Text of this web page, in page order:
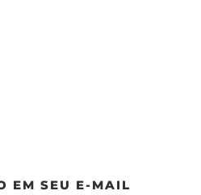
EM SEU E-MAIL